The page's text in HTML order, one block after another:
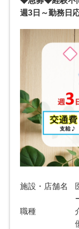
週3日～勤務日
施設・店舗名
職種